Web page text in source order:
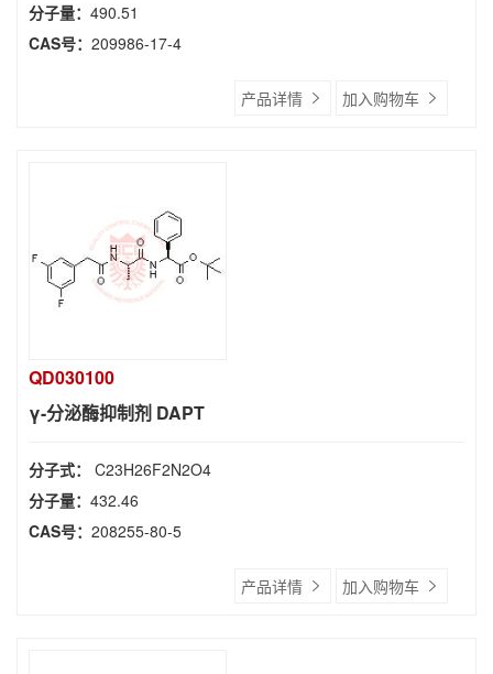
分子量： 490.51
CAS号： 209986-17-4
产品详情 加入购物车
QD030100
γ-分泌酶抑制剂 DAPT
分子式： C23H26F2N2O4
分子量： 432.46
CAS号： 208255-80-5
产品详情 加入购物车